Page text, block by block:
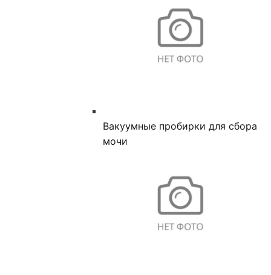
Вакуумные пробирки для сбора
мочи